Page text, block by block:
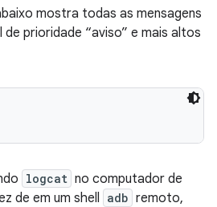
mostra todas as mensagens
prioridade “aviso” e mais altos
logcat no computador de
de em um shell adb remoto,